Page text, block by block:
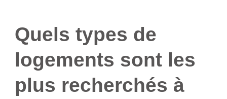
Quels types de
logements sont les
plus recherchés à